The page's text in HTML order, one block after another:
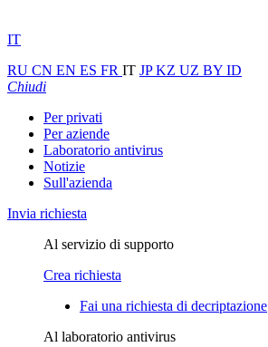
IT
RU CN EN ES FR IT JPKZ UZ BY ID
Chiudi
Per privati
Per aziende
Laboratorio antivirus
Notizie
Sull'azienda
Invia richiesta
Al servizio di supporto
Crea richiesta
Fai una richiesta di decriptazione
Al laboratorio antivirus